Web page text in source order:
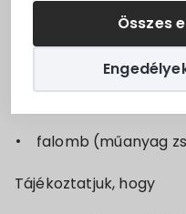
Összes
ágnyesedék (max.
hosszú ágak,
falomb (műanyag
Tájékoztatjuk, hogy